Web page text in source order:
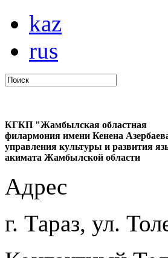
kaz
rus
КГКП "Жамбылская областная
филармония имени Кенена
управления культуры и развития
акимата Жамбылской области
Адрес
г. Тараз, ул.